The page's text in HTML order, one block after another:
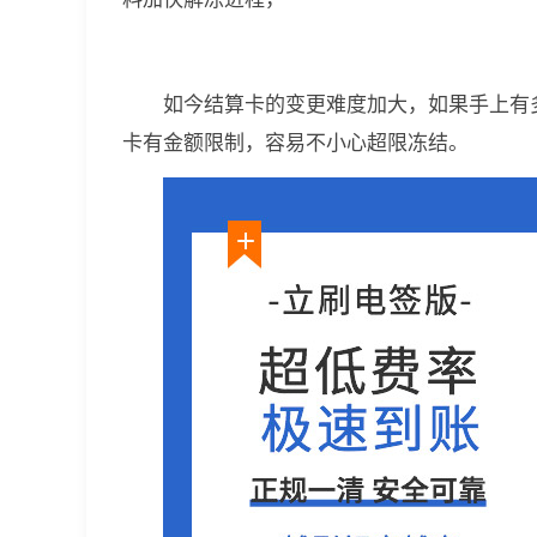
如今结算卡的变更难度加大，如果手上
卡有金额限制，容易不小心超限冻结。